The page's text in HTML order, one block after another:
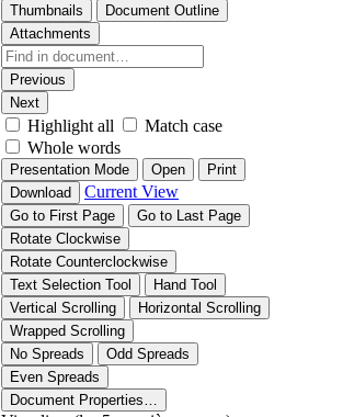
Thumbnails
Document Outline
Attachments
Previous
Next
Highlight all
Match case
Whole words
Presentation Mode Open
Print
Download
Current View
Go to First Page
Go to Last Page
Rotate Clockwise
Rotate Counterclockwise
Text Selection Tool
Hand Tool
Vertical Scrolling
Horizontal Scrolling
Wrapped Scrolling
No Spreads
Odd Spreads
Even Spreads
Document Properties…